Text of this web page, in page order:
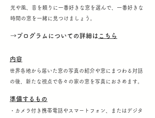
内容
世界各地から届いた窓の写真の紹介や窓にまつわる対話
の後、新たな視点で各々の家の窓を写真におさめます。
準備するもの
・カメラ付き携帯電話やスマートフォン、またはデジタ
光や風、音を頼りに一番好きな窓を選んで、一番好きな
時間の窓を一緒に見つけましょう。
→プログラムについての詳細は こちら